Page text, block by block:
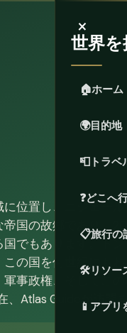
×
世界
🏠ホーム
🌍目的地
📮 トラ
❓どこへ
📋旅行の
🛠️リソー
📱 アプリ
位置し、ニジェー
国の故郷であり、
でもあります。ト
の国を何世紀にも
事政権、そしてこ
Atlas Guideが訪問